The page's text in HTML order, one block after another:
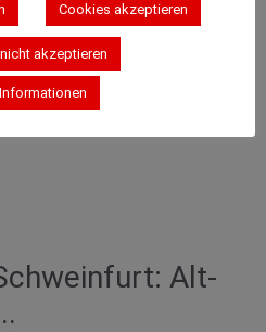
Alt-
Cookies akzeptieren
akzeptieren